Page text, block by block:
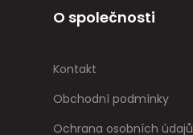
O společnosti
Kontakt
Obchodní podmínky
Ochrana osobních údajů